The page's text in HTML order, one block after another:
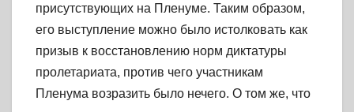
присутствующих на Пленуме. Таким образом,
его выступление можно было истолковать как
призыв к восстановлению норм диктатуры
пролетариата, против чего участникам
Пленума возразить было нечего. О том же, что